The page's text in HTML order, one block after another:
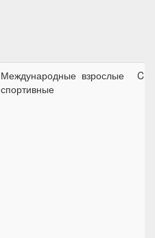
Международные
спортивные
взрослые